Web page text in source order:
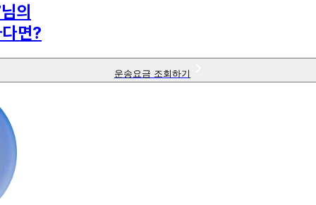
님의
면?
운송요금 조회하기